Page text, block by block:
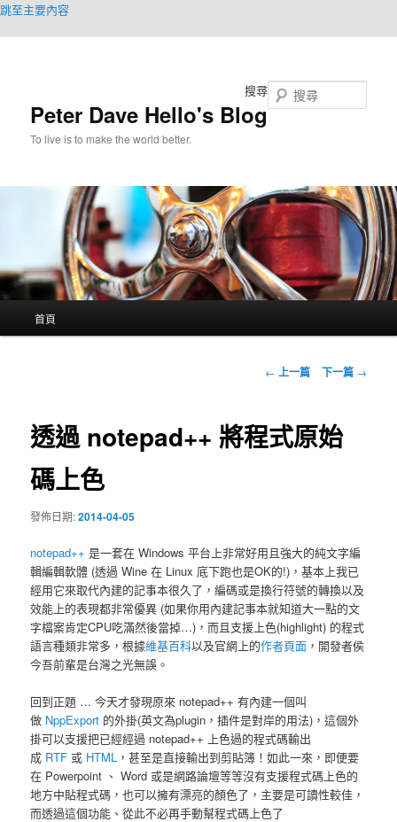
跳至主要內容
Peter Dave Hello's Blog
To live is to make the world better.
搜尋
首頁
文
覽
← 上一篇 下一篇 →
透過 notepad++ 將程式原始
碼上色
發佈日期:2014-04-05
notepad++ 是一套在 Windows 平台上非常好用且強大的純文字編
輯編輯軟體 (透過 Wine 在 Linux 底下跑也是OK的!)，基本上我已
經用它來取代內建的記事本很久了，編碼或是換行符號的轉換以及
效能上的表現都非常優異 (如果你用內建記事本就知道大一點的文
字檔案肯定CPU吃滿然後當掉…)，而且支援上色(highlight) 的程式
語言種類非常多，根據維基百科以及官網上的作者頁面 ，開發者侯
今吾前輩是台灣之光無誤。
回到正題 … 今天才發現原來 notepad++ 有內建一個叫
做 NppExport 的外掛(英文為plugin，插件是對岸的用法)，這個外
掛可以支援把已經經過 notepad++ 上色過的程式碼輸出
成 RTF 或 HTML ，甚至是直接輸出到剪貼簿！如此一來，即便要
在 Powerpoint 、 Word 或是網路論壇等等沒有支援程式碼上色的
地方中貼程式碼，也可以擁有漂亮的顏色了，主要是可讀性較佳，
而透過這個功能、從此不必再手動幫程式碼上色了